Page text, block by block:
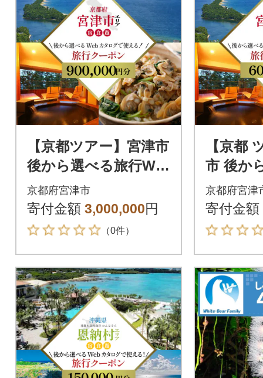
【京都ツアー】宮津市
後から選べる旅行We
bカタログ旅行クーポ
ン(900,000円分)
京都府宮津市
寄付金額 3,000,000円
（0件）
【京都
市 後か
Webカ
ーポン
京都府宮津
寄付金額